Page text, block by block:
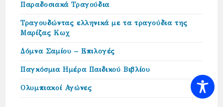
Παραδοσιακά Τραγούδια
Τραγουδώντας ελληνικά με τα τραγούδια της
Μαρίζας Κωχ
Δόμνα Σαμίου – Επιλογές
Παγκόσμια Ημέρα Παιδικού Βιβλίου
Ολυμπιακοί Αγώνες